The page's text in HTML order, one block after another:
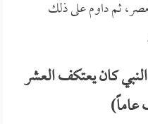
ثم داوم على ذلك
كان يعتكف العشر